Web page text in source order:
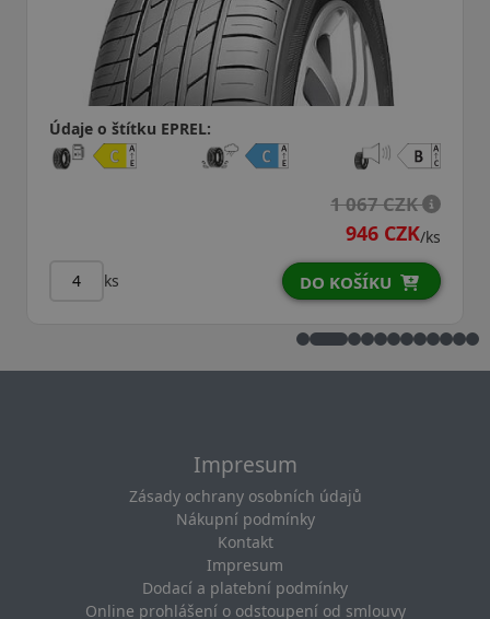
ks
Impresum
Zásady ochrany osobních údajů
Nákupní podmínky
Kontakt
Impresum
Dodací a platební podmínky
Online prohlášení o odstoupení od smlouvy